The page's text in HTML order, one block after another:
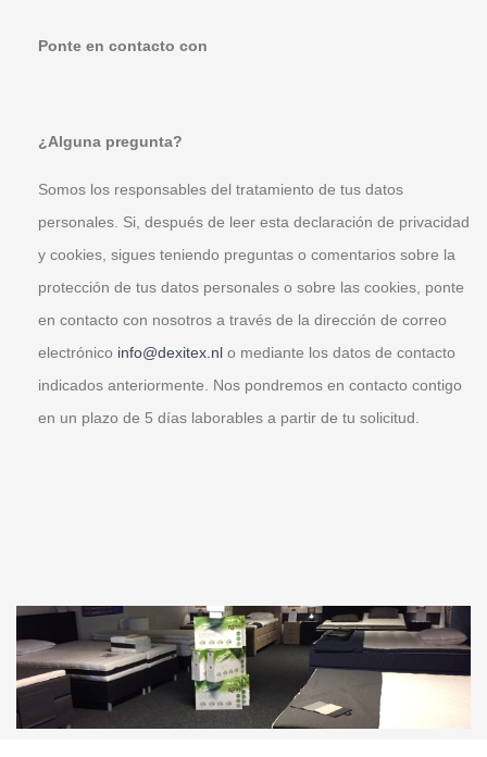
Ponte en contacto con
¿Alguna pregunta?
Somos los responsables del tratamiento de tus datos
personales. Si, después de leer esta declaración de privacidad
y cookies, sigues teniendo preguntas o comentarios sobre la
protección de tus datos personales o sobre las cookies, ponte
en contacto con nosotros a través de la dirección de correo
electrónico info@dexitex.nl o mediante los datos de contacto
indicados anteriormente. Nos pondremos en contacto contigo
en un plazo de 5 días laborables a partir de tu solicitud.